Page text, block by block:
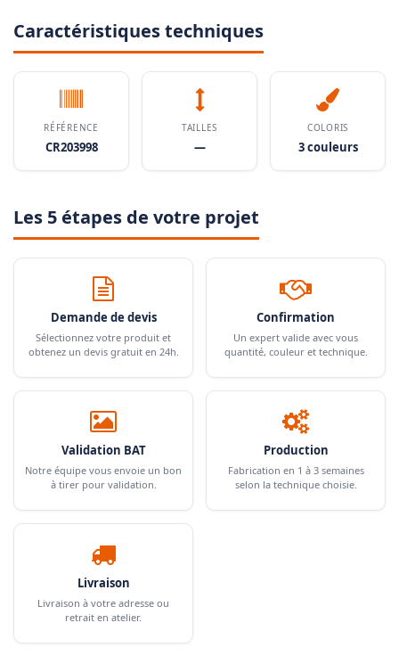
Caractéristiques techniques
RÉFÉRENCE
CR203998
TAILLES
—
COLORIS
3 couleurs
Les 5 étapes de votre projet
Demande de devis
Sélectionnez votre produit et
obtenez un devis gratuit en 24h.
Confirmation
Un expert valide avec vous
quantité, couleur et technique.
Validation BAT
Notre équipe vous envoie un bon
à tirer pour validation.
Production
Fabrication en 1 à 3 semaines
selon la technique choisie.
Livraison
Livraison à votre adresse ou
retrait en atelier.